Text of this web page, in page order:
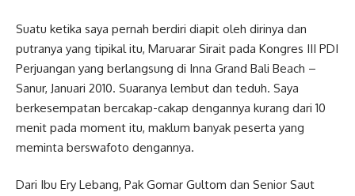
Suatu ketika saya pernah berdiri diapit oleh dirinya dan
putranya yang tipikal itu, Maruarar Sirait pada Kongres III PDI
Perjuangan yang berlangsung di Inna Grand Bali Beach –
Sanur, Januari 2010. Suaranya lembut dan teduh. Saya
berkesempatan bercakap-cakap dengannya kurang dari 10
menit pada moment itu, maklum banyak peserta yang
meminta berswafoto dengannya.
Dari Ibu Ery Lebang, Pak Gomar Gultom dan Senior Saut